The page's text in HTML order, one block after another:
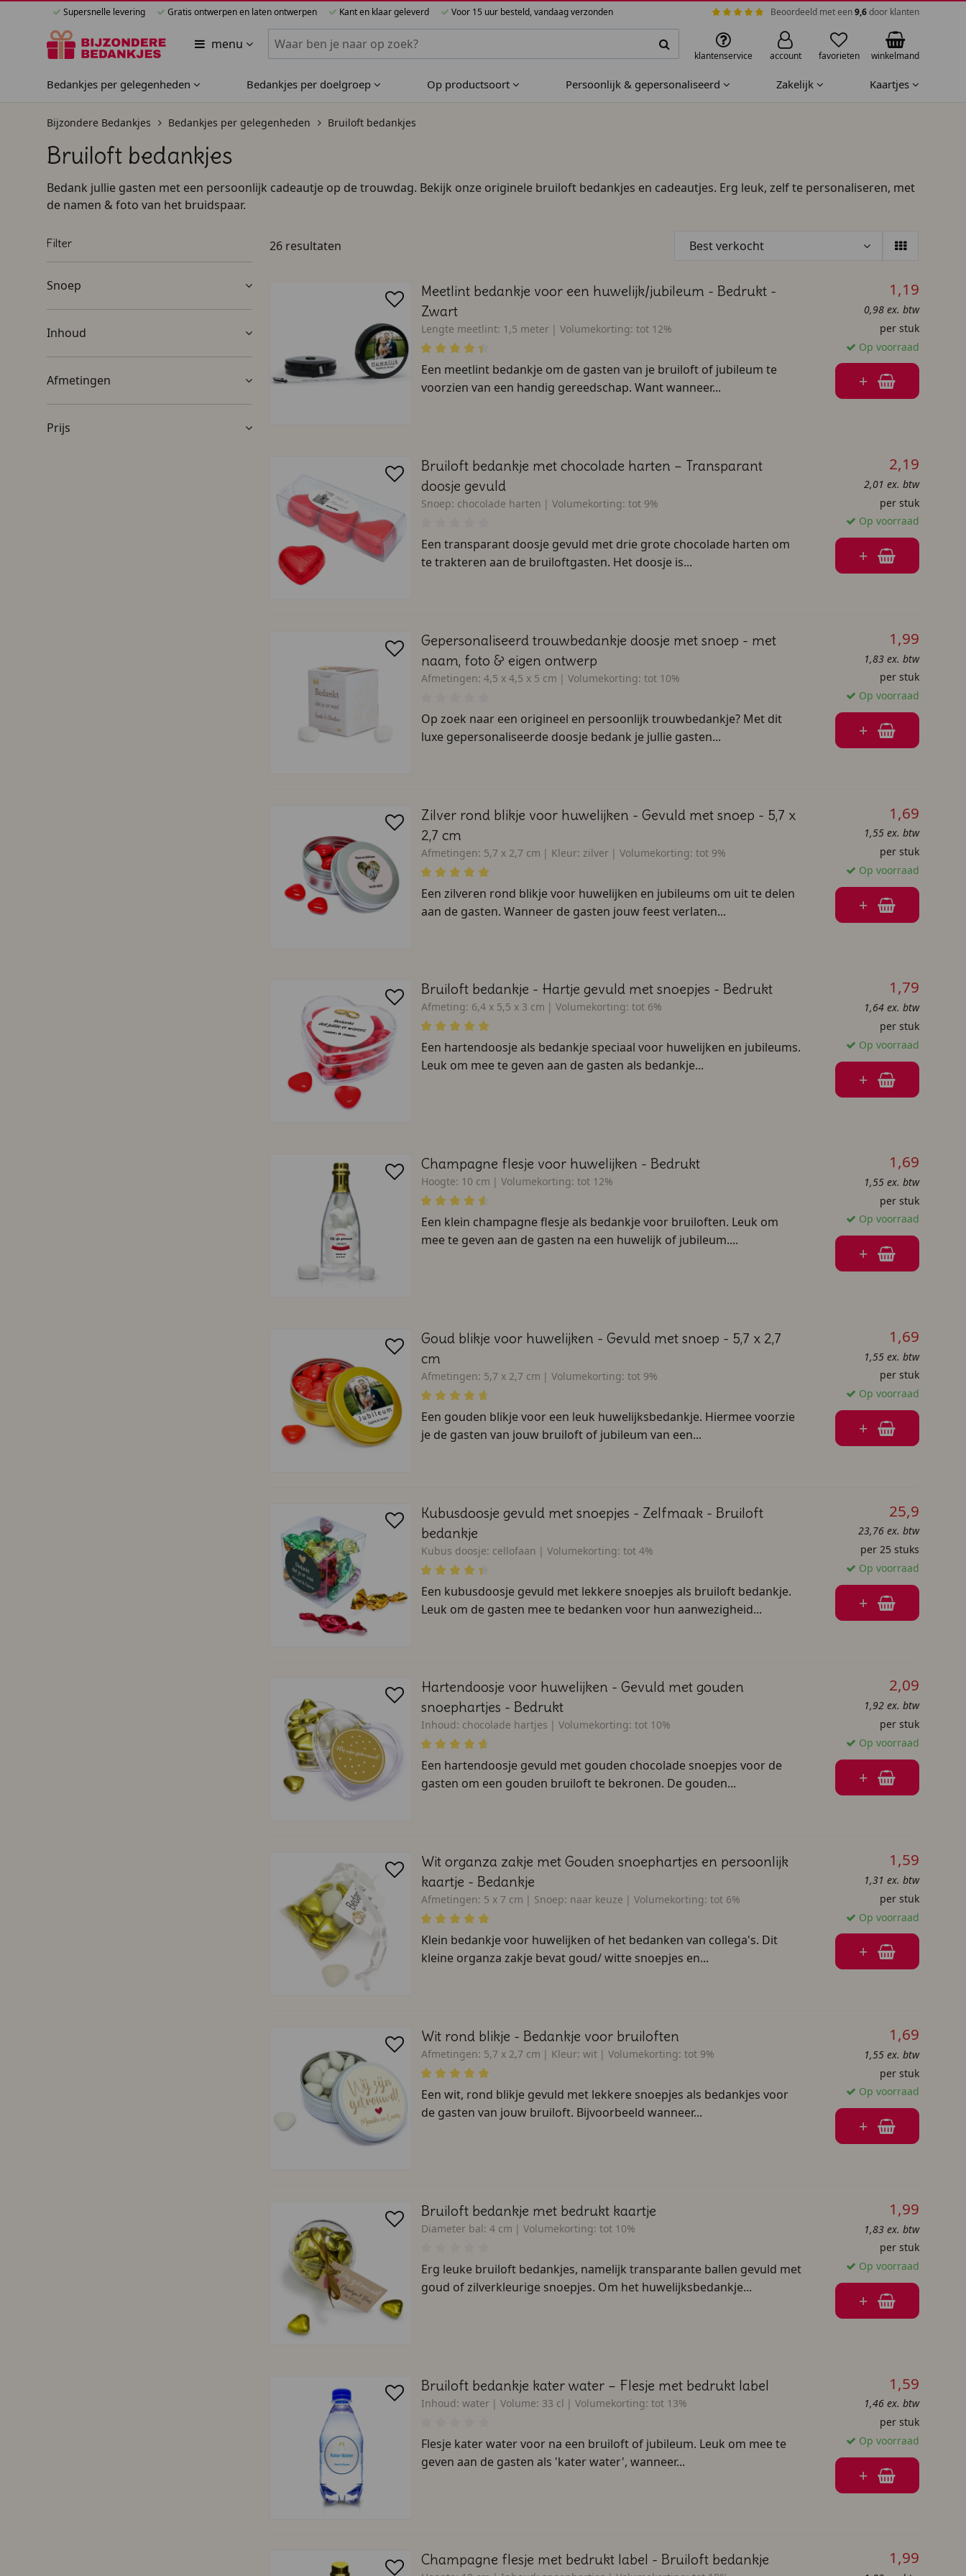
Supersnelle levering Gratis ontwerpen en laten ontwerpen Kant en klaar geleverd Voor 15 uur besteld, vandaag verzonden Beoordeeld met een9,6door klanten
menu Zoeken binnen Bijzondere Bedankjes
klantenservice account favorieten winkelmand
Bedankjes per gelegenheden Bedankjes per doelgroep Op productsoort Persoonlijk & gepersonaliseerd Zakelijk Kaartjes
Bijzondere Bedankjes Bedankjes per gelegenheden Bruiloft bedankjes
Bruiloft bedankjes
Bedank jullie gasten met een persoonlijk cadeautje op de trouwdag. Bekijk onze originele bruiloft bedankjes en cadeautjes. Erg leuk, zelf te personaliseren, met
de namen & foto van het bruidspaar.
26 resultaten Best verkocht
Meetlint bedankje voor een huwelijk/jubileum - Bedrukt -
Zwart
Lengte meetlint: 1,5 meter Volumekorting: tot 12%
Een meetlint bedankje om de gasten van je bruiloft of jubileum te
voorzien van een handig gereedschap. Want wanneer...
1,19
0,98 ex. btw
per stuk
Op voorraad
+
Bruiloft bedankje met chocolade harten – Transparant
doosje gevuld
Snoep: chocolade harten Volumekorting: tot 9%
Een transparant doosje gevuld met drie grote chocolade harten om
te trakteren aan de bruiloftgasten. Het doosje is...
2,19
2,01 ex. btw
per stuk
Op voorraad
+
Gepersonaliseerd trouwbedankje doosje met snoep - met
naam, foto & eigen ontwerp
Afmetingen: 4,5 x 4,5 x 5 cm Volumekorting: tot 10%
Op zoek naar een origineel en persoonlijk trouwbedankje? Met dit
luxe gepersonaliseerde doosje bedank je jullie gasten...
1,99
1,83 ex. btw
per stuk
Op voorraad
+
Zilver rond blikje voor huwelijken - Gevuld met snoep - 5,7 x
2,7 cm
Afmetingen: 5,7 x 2,7 cm Kleur: zilver Volumekorting: tot 9%
Een zilveren rond blikje voor huwelijken en jubileums om uit te delen
aan de gasten. Wanneer de gasten jouw feest verlaten...
1,69
1,55 ex. btw
per stuk
Op voorraad
+
Bruiloft bedankje - Hartje gevuld met snoepjes - Bedrukt
Afmeting: 6,4 x 5,5 x 3 cm Volumekorting: tot 6%
Een hartendoosje als bedankje speciaal voor huwelijken en jubileums.
Leuk om mee te geven aan de gasten als bedankje...
1,79
1,64 ex. btw
per stuk
Op voorraad
+
Champagne flesje voor huwelijken - Bedrukt
Hoogte: 10 cm Volumekorting: tot 12%
Een klein champagne flesje als bedankje voor bruiloften. Leuk om
mee te geven aan de gasten na een huwelijk of jubileum....
1,69
1,55 ex. btw
per stuk
Op voorraad
+
Goud blikje voor huwelijken - Gevuld met snoep - 5,7 x 2,7
cm
Afmetingen: 5,7 x 2,7 cm Volumekorting: tot 9%
Een gouden blikje voor een leuk huwelijksbedankje. Hiermee voorzie
je de gasten van jouw bruiloft of jubileum van een...
1,69
1,55 ex. btw
per stuk
Op voorraad
+
Kubusdoosje gevuld met snoepjes - Zelfmaak - Bruiloft
bedankje
Kubus doosje: cellofaan Volumekorting: tot 4%
Een kubusdoosje gevuld met lekkere snoepjes als bruiloft bedankje.
Leuk om de gasten mee te bedanken voor hun aanwezigheid...
25,9
23,76 ex. btw
per 25 stuks
Op voorraad
+
Hartendoosje voor huwelijken - Gevuld met gouden
snoephartjes - Bedrukt
Inhoud: chocolade hartjes Volumekorting: tot 10%
Een hartendoosje gevuld met gouden chocolade snoepjes voor de
gasten om een gouden bruiloft te bekronen. De gouden...
2,09
1,92 ex. btw
per stuk
Op voorraad
+
Wit organza zakje met Gouden snoephartjes en persoonlijk
kaartje - Bedankje
Afmetingen: 5 x 7 cm Snoep: naar keuze Volumekorting: tot 6%
Klein bedankje voor huwelijken of het bedanken van collega's. Dit
kleine organza zakje bevat goud/ witte snoepjes en...
1,59
1,31 ex. btw
per stuk
Op voorraad
+
Wit rond blikje - Bedankje voor bruiloften
Afmetingen: 5,7 x 2,7 cm Kleur: wit Volumekorting: tot 9%
Een wit, rond blikje gevuld met lekkere snoepjes als bedankjes voor
de gasten van jouw bruiloft. Bijvoorbeeld wanneer...
1,69
1,55 ex. btw
per stuk
Op voorraad
+
Bruiloft bedankje met bedrukt kaartje
Diameter bal: 4 cm Volumekorting: tot 10%
Erg leuke bruiloft bedankjes, namelijk transparante ballen gevuld met
goud of zilverkleurige snoepjes. Om het huwelijksbedankje...
1,99
1,83 ex. btw
per stuk
Op voorraad
+
Bruiloft bedankje kater water – Flesje met bedrukt label
Inhoud: water Volume: 33 cl Volumekorting: tot 13%
Flesje kater water voor na een bruiloft of jubileum. Leuk om mee te
geven aan de gasten als 'kater water', wanneer...
1,59
1,46 ex. btw
per stuk
Op voorraad
+
Champagne flesje met bedrukt label - Bruiloft bedankje 1,99
Filter
Snoep
Inhoud
Afmetingen
Prijs